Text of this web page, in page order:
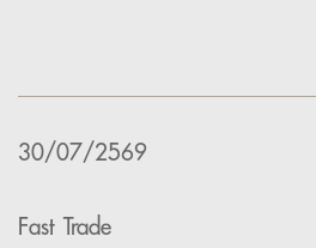
30/07/2569
Fast Trade